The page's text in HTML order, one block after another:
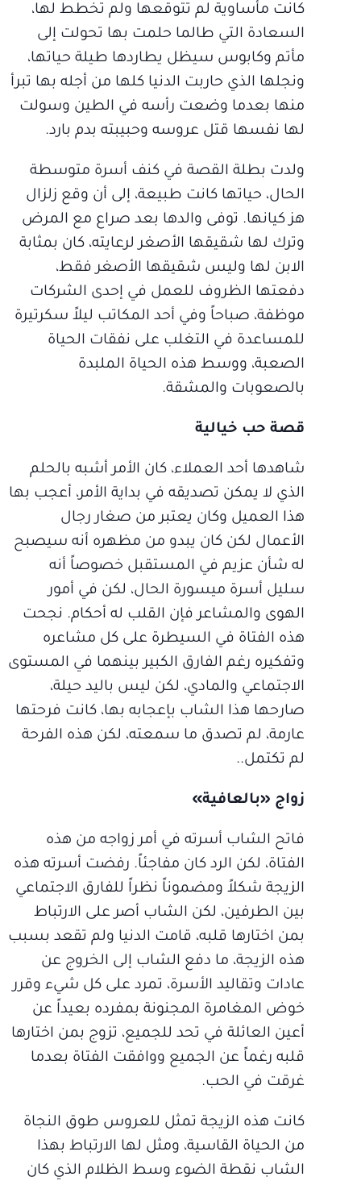
كانت مأساوية لم تتوقعها ولم تخطط لها،
السعادة التي طالما حلمت بها تحولت إلى
مأتم وكابوس سيظل يطاردها طيلة حياتها،
ونجلها الذي حاربت الدنيا كلها من أجله بها تبرأ
منها بعدما وضعت رأسه في الطين وسولت
لها نفسها قتل عروسه وحبيبته بدم بارد.
ولدت بطلة القصة في كنف أسرة متوسطة
الحال، حياتها كانت طبيعة، إلى أن وقع زلزال
هز كيانها. توفى والدها بعد صراع مع المرض
وترك لها شقيقها الأصغر لرعايته، كان بمثابة
الابن لها وليس شقيقها الأصغر فقط،
دفعتها الظروف للعمل في إحدى الشركات
موظفة، صباحاً وفي أحد المكاتب ليلاً سكرتيرة
للمساعدة في التغلب على نفقات الحياة
الصعبة، ووسط هذه الحياة الملبدة
بالصعوبات والمشقة.
قصة حب خيالية
شاهدها أحد العملاء، كان الأمر أشبه بالحلم
الذي لا يمكن تصديقه في بداية الأمر، أعجب بها
هذا العميل وكان يعتبر من صغار رجال
الأعمال لكن كان يبدو من مظهره أنه سيصبح
له شأن عزيم في المستقبل خصوصاً أنه
سليل أسرة ميسورة الحال، لكن في أمور
الهوى والمشاعر فإن القلب له أحكام. نجحت
هذه الفتاة في السيطرة على كل مشاعره
وتفكيره رغم الفارق الكبير بينهما في المستوى
الاجتماعي والمادي، لكن ليس باليد حيلة،
صارحها هذا الشاب بإعجابه بها، كانت فرحتها
عارمة، لم تصدق ما سمعته، لكن هذه الفرحة
لم تكتمل..
زواج «بالعافية»
فاتح الشاب أسرته في أمر زواجه من هذه
الفتاة، لكن الرد كان مفاجئاً. رفضت أسرته هذه
الزيجة شكلاً ومضموناً نظراً للفارق الاجتماعي
بين الطرفين، لكن الشاب أصر على الارتباط
بمن اختارها قلبه، قامت الدنيا ولم تقعد بسبب
هذه الزيجة، ما دفع الشاب إلى الخروج عن
عادات وتقاليد الأسرة، تمرد على كل شيء وقرر
خوض المغامرة المجنونة بمفرده بعيداً عن
أعين العائلة في تحد للجميع، تزوج بمن اختارها
قلبه رغماً عن الجميع ووافقت الفتاة بعدما
غرقت في الحب.
كانت هذه الزيجة تمثل للعروس طوق النجاة
من الحياة القاسية، ومثل لها الارتباط بهذا
الشاب نقطة الضوء وسط الظلام الذي كان